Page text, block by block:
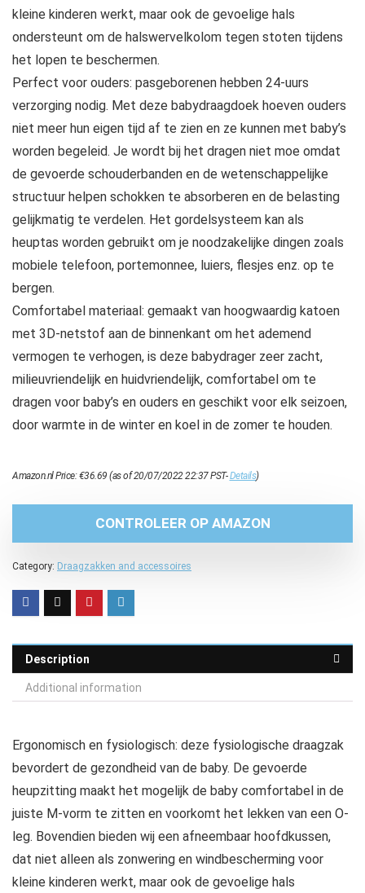
kleine kinderen werkt, maar ook de gevoelige hals
ondersteunt om de halswervelkolom tegen stoten tijdens
het lopen te beschermen.
Perfect voor ouders: pasgeborenen hebben 24-uurs
verzorging nodig. Met deze babydraagdoek hoeven ouders
niet meer hun eigen tijd af te zien en ze kunnen met baby’s
worden begeleid. Je wordt bij het dragen niet moe omdat
de gevoerde schouderbanden en de wetenschappelijke
structuur helpen schokken te absorberen en de belasting
gelijkmatig te verdelen. Het gordelsysteem kan als
heuptas worden gebruikt om je noodzakelijke dingen zoals
mobiele telefoon, portemonnee, luiers, flesjes enz. op te
bergen.
Comfortabel materiaal: gemaakt van hoogwaardig katoen
met 3D-netstof aan de binnenkant om het ademend
vermogen te verhogen, is deze babydrager zeer zacht,
milieuvriendelijk en huidvriendelijk, comfortabel om te
dragen voor baby’s en ouders en geschikt voor elk seizoen,
door warmte in de winter en koel in de zomer te houden.
Amazon.nl Price:€36.69 (as of 20/07/2022 22:37 PST-Details)
CONTROLEER OP AMAZON
Category: Draagzakken and accessoires
Description
Additional information
Ergonomisch en fysiologisch: deze fysiologische draagzak
bevordert de gezondheid van de baby. De gevoerde
heupzitting maakt het mogelijk de baby comfortabel in de
juiste M-vorm te zitten en voorkomt het lekken van een O-
leg. Bovendien bieden wij een afneembaar hoofdkussen,
dat niet alleen als zonwering en windbescherming voor
kleine kinderen werkt, maar ook de gevoelige hals